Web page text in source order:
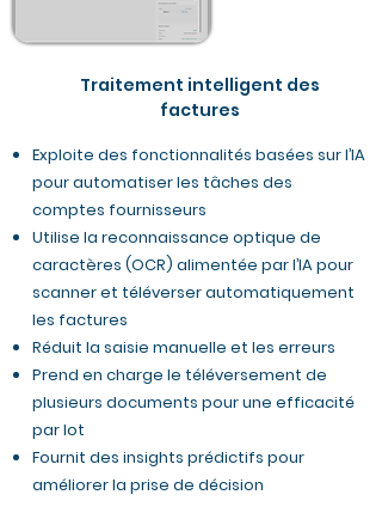
Traitement intelligent des
factures
Exploite des fonctionnalités basées sur l’IA
pour automatiser les tâches des
comptes fournisseurs
Utilise la reconnaissance optique de
caractères (OCR) alimentée par l’IA pour
scanner et téléverser automatiquement
les factures
Réduit la saisie manuelle et les erreurs
Prend en charge le téléversement de
plusieurs documents pour une efficacité
par lot
Fournit des insights prédictifs pour
améliorer la prise de décision